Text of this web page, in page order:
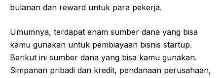
bulanan dan reward untuk para pekerja.
Umumnya, terdapat enam sumber dana yang bisa
kamu gunakan untuk pembiayaan bisnis startup.
Berikut ini sumber dana yang bisa kamu gunakan.
Simpanan pribadi dan kredit, pendanaan perusahaan,